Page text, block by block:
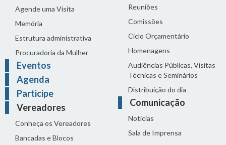
Agende uma Visita
Memória
Estrutura administrativa
Procuradoria da Mulher
Eventos
Agenda
Participe
Vereadores
Conheça os Vereadores
Bancadas e Blocos
Reuniões
Comissões
Ciclo Orçamentário
Homenagens
Audiências Públicas, Visitas
Técnicas e Seminários
Distribuição do dia
Comunicação
Notícias
Sala de Imprensa